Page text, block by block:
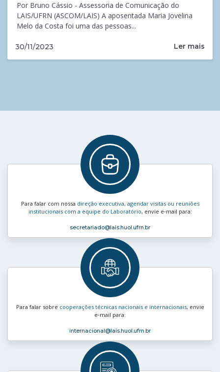
Por Bruno Cássio - Assessoria de Comunicação do
LAIS/UFRN (ASCOM/LAIS) A aposentada Maria Jovelina
Melo da Costa foi uma das pessoas...
30/11/2023 Ler mais
Para falar com nossa direção executiva, agendar visitas ou reuniões
institucionais com a equipe do Laboratório, envie e‑mail para:
secretariado@lais.huol.ufrn.br
Para falar sobre cooperações técnicas nacionais e internacionais, envie
e‑mail para:
internacional@lais.huol.ufrn.br